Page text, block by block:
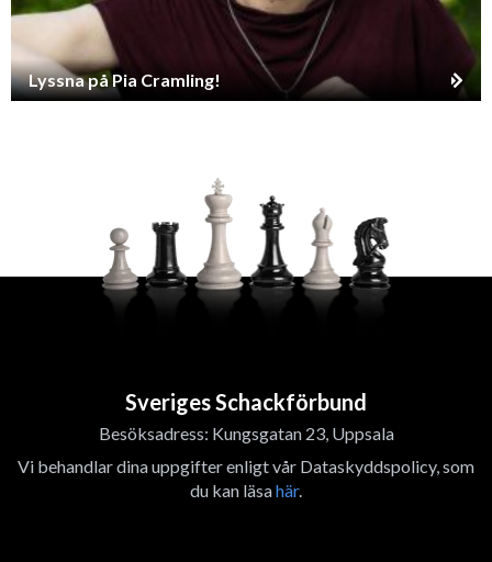
Lyssna på Pia Cramling!
Sveriges Schackförbund
Besöksadress: Kungsgatan 23, Uppsala
Vi behandlar dina uppgifter enligt vår Dataskyddspolicy, som
du kan läsahär.